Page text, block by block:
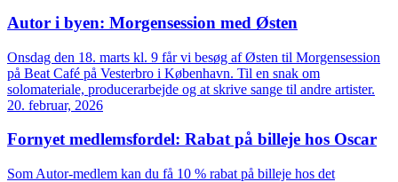
Autor i byen: Morgensession med Østen
Onsdag den 18. marts kl. 9 får vi besøg af Østen til Morgensession
på Beat Café på Vesterbro i København. Til en snak om
solomateriale, producerarbejde og at skrive sange til andre artister.
20. februar, 2026
Fornyet medlemsfordel: Rabat på billeje hos Oscar
Som Autor-medlem kan du få 10 % rabat på billeje hos det